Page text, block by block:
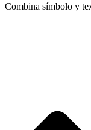
Combina símbolo y